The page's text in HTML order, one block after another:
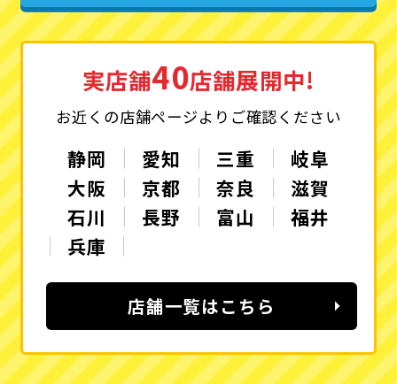
実店舗40店舗展開中!
お近くの店舗ページよりご確認ください
静岡 愛知 三重
岐阜
大阪
京都 奈良
滋賀
石川
長野 富山
福井
兵庫
店舗一覧はこちら